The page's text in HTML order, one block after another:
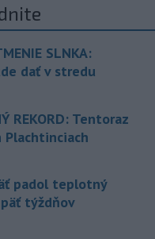
SLNKA:
dať v stredu
REKORD: Tentoraz
Plachtinciach
padol teplotný
týždňov